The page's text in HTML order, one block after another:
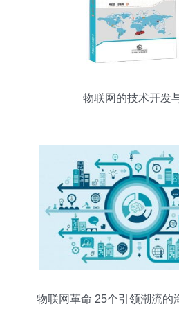
物联网的技术开发
物联网革命 25个引领潮流的